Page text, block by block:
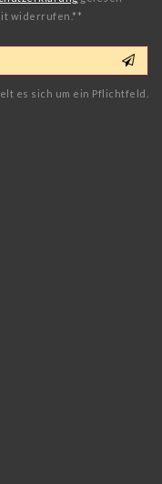
widerrufen.**
es sich um ein Pflichtfeld.